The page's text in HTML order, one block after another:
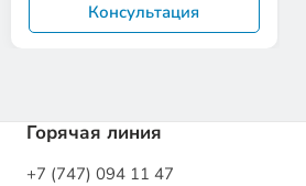
Консультация
Горячая линия
+7 (747) 094 11 47